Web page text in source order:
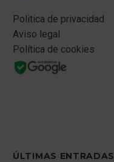
Politica de privacidad
Aviso legal
Política de cookies
ÚLTIMAS ENTRADAS